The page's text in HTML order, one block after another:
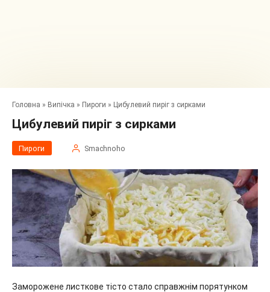
Головна » Випічка » Пироги » Цибулевий пиріг з сирками
Цибулевий пиріг з сирками
Пироги Smachnoho
Заморожене листкове тісто стало справжнім порятунком